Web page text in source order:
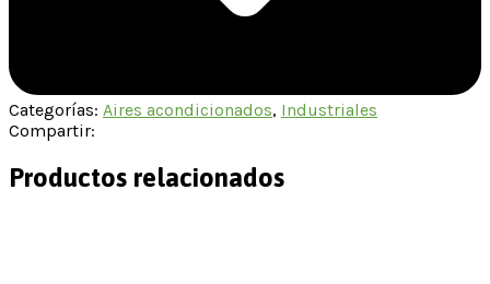
Categorías: Aires acondicionados, Industriales
Compartir:
Productos relacionados